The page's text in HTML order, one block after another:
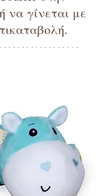
γίνεται με